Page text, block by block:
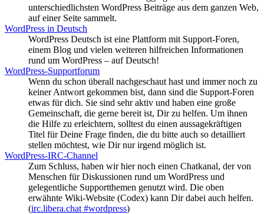
unterschiedlichsten WordPress Beiträge aus dem ganzen Web,
auf einer Seite sammelt.
WordPress in Deutsch
WordPress Deutsch ist eine Plattform mit Support-Foren,
einem Blog und vielen weiteren hilfreichen Informationen
rund um WordPress – auf Deutsch!
WordPress-Supportforum
Wenn du schon überall nachgeschaut hast und immer noch zu
keiner Antwort gekommen bist, dann sind die Support-Foren
etwas für dich. Sie sind sehr aktiv und haben eine große
Gemeinschaft, die gerne bereit ist, Dir zu helfen. Um ihnen
die Hilfe zu erleichtern, solltest du einen aussagekräftigen
Titel für Deine Frage finden, die du bitte auch so detailliert
stellen möchtest, wie Dir nur irgend möglich ist.
WordPress-IRC-Channel
Zum Schluss, haben wir hier noch einen Chatkanal, der von
Menschen für Diskussionen rund um WordPress und
gelegentliche Supportthemen genutzt wird. Die oben
erwähnte Wiki-Website (Codex) kann Dir dabei auch helfen.
(irc.libera.chat #wordpress)